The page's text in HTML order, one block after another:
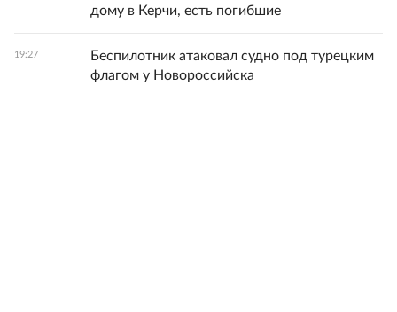
дому в Керчи, есть погибшие
19:27
Беспилотник атаковал судно под турецким
флагом у Новороссийска